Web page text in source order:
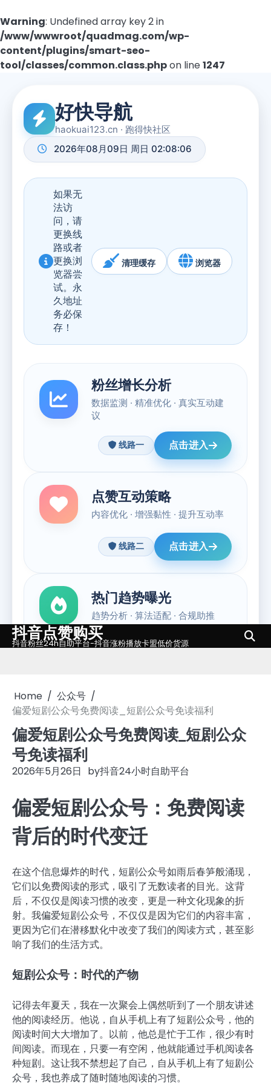
Warning: Undefined array key 2 in
/www/wwwroot/quadmag.com/wp-
content/plugins/smart-seo-
tool/classes/common.class.phpon line1247
Skip
to
抖音点赞购买
抖音粉丝24h自助平台-抖音涨粉播放卡盟低价货源
Home
公众号
偏爱短剧公众号免费阅读_短剧公众号免读福利
偏爱短剧公众号免费阅读_短剧公众
号免读福利
2026年5月26日 by抖音24小时自助平台
偏爱短剧公众号：免费阅读
背后的时代变迁
在这个信息爆炸的时代，短剧公众号如雨后春笋般涌现，
它们以免费阅读的形式，吸引了无数读者的目光。这背
后，不仅仅是阅读习惯的改变，更是一种文化现象的折
射。我偏爱短剧公众号，不仅仅是因为它们的内容丰富，
更因为它们在潜移默化中改变了我们的阅读方式，甚至影
响了我们的生活方式。
短剧公众号：时代的产物
记得去年夏天，我在一次聚会上偶然听到了一个朋友讲述
他的阅读经历。他说，自从手机上有了短剧公众号，他的
阅读时间大大增加了。以前，他总是忙于工作，很少有时
间阅读。而现在，只要一有空闲，他就能通过手机阅读各
种短剧。这让我不禁想起了自己，自从手机上有了短剧公
众号，我也养成了随时随地阅读的习惯。